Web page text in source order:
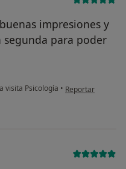
impresiones y
segunda para poder
visita Psicología • en opinión del
Reportar